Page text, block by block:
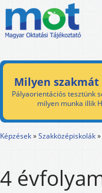
Milyen szakmát
Pályaorientációs tesztünk
milyen munka illik
Képzések»Szakközépiskolák»
4